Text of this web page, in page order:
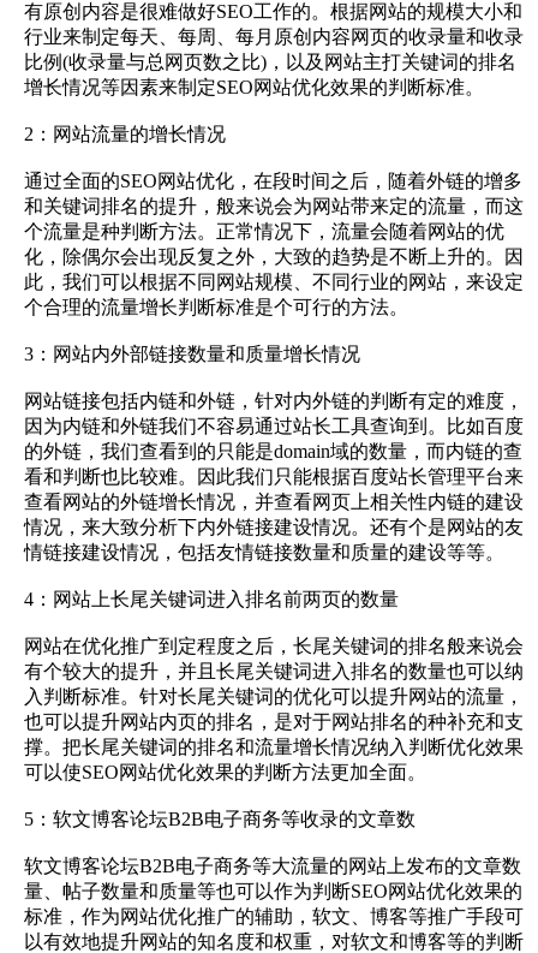
有原创内容是很难做好SEO工作的。根据网站的规模大小和
行业来制定每天、每周、每月原创内容网页的收录量和收录
比例(收录量与总网页数之比)，以及网站主打关键词的排名
增长情况等因素来制定SEO网站优化效果的判断标准。
2：网站流量的增长情况
通过全面的SEO网站优化，在段时间之后，随着外链的增多
和关键词排名的提升，般来说会为网站带来定的流量，而这
个流量是种判断方法。正常情况下，流量会随着网站的优
化，除偶尔会出现反复之外，大致的趋势是不断上升的。因
此，我们可以根据不同网站规模、不同行业的网站，来设定
个合理的流量增长判断标准是个可行的方法。
3：网站内外部链接数量和质量增长情况
网站链接包括内链和外链，针对内外链的判断有定的难度，
因为内链和外链我们不容易通过站长工具查询到。比如百度
的外链，我们查看到的只能是domain域的数量，而内链的查
看和判断也比较难。因此我们只能根据百度站长管理平台来
查看网站的外链增长情况，并查看网页上相关性内链的建设
情况，来大致分析下内外链接建设情况。还有个是网站的友
情链接建设情况，包括友情链接数量和质量的建设等等。
4：网站上长尾关键词进入排名前两页的数量
网站在优化推广到定程度之后，长尾关键词的排名般来说会
有个较大的提升，并且长尾关键词进入排名的数量也可以纳
入判断标准。针对长尾关键词的优化可以提升网站的流量，
也可以提升网站内页的排名，是对于网站排名的种补充和支
撑。把长尾关键词的排名和流量增长情况纳入判断优化效果
可以使SEO网站优化效果的判断方法更加全面。
5：软文博客论坛B2B电子商务等收录的文章数
软文博客论坛B2B电子商务等大流量的网站上发布的文章数
量、帖子数量和质量等也可以作为判断SEO网站优化效果的
标准，作为网站优化推广的辅助，软文、博客等推广手段可
以有效地提升网站的知名度和权重，对软文和博客等的判断